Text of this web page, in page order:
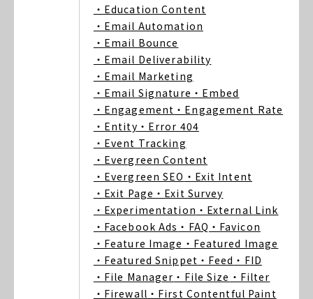
・Education Content
・Email Automation
・Email Bounce
・Email Deliverability
・Email Marketing
・Email Signature ・Embed
・Engagement ・Engagement Rate
・Entity ・Error 404
・Event Tracking
・Evergreen Content
・Evergreen SEO ・Exit Intent
・Exit Page ・Exit Survey
・Experimentation ・External Link
・Facebook Ads ・FAQ ・Favicon
・Feature Image ・Featured Image
・Featured Snippet ・Feed ・FID
・File Manager ・File Size ・Filter
・Firewall ・First Contentful Paint